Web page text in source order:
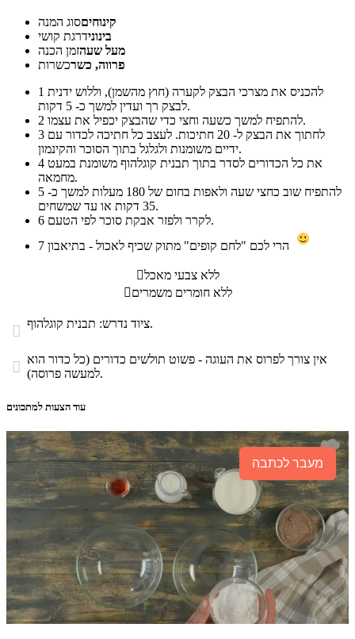
קינוחיםסוג המנה
בינונידרגת קושי
מעל שעהזמן הכנה
פרווה, כשרכשרות
1
לבצק רך ועדין למשך כ- 5 דקות.
2
להתפיח למשך כשעה וחצי כדי שהבצק יכפיל את עצמו.
3
ידיים משומנות ולגלגל בתוך הסוכר והקינמון.
4
מחמאה.
5
35 דקות או עד שמשחים.
6
לקרר ולפזר אבקת סוכר לפי הטעם.
7
ללא צבעי מאכל
ללא חומרים משמרים
 ציוד נדרש: תבנית קוגלהוף.
 אין צורך לפרוס את העוגה - פשוט תולשים כדורים (כל כדור הוא
למעשה פרוסה).
עוד הצעות למתכונים
מעבר לכתבה